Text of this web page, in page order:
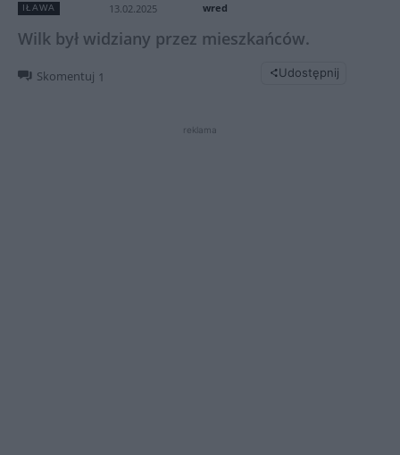
IŁAWA 13.02.2025 wred
Wilk był widziany przez mieszkańców.
Skomentuj 1 Udostępnij
reklama